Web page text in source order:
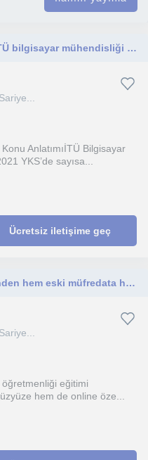
LGS, lise ve YKS öğrencilerine İTÜ bilgisayar mühendisliği öğrencisinden matematik dersi
AnlatımıİTÜ Bilgisayar
YKS’de sayısa...
Ücretsiz iletişime geç
Boğaziçili matematik öğretmeninden hem eski müfredata hem de maarif modeline uygun özel ders
eğitimi
hem de online öze...